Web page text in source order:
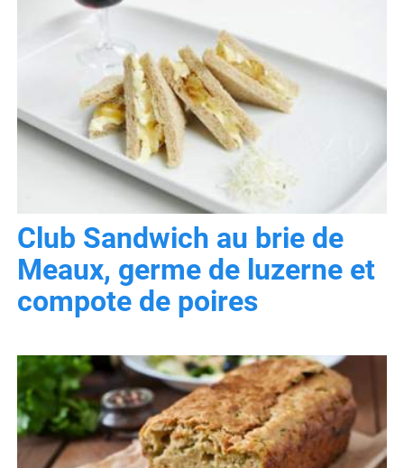
Club Sandwich au brie de
Meaux, germe de luzerne et
compote de poires